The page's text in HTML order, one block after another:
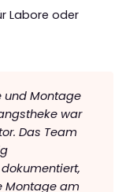
Labore oder
und Montage
war
Das Team
Montage am